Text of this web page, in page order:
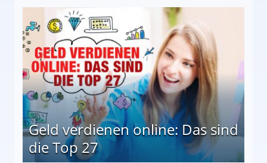
Geld verdienen online: Das sind
die Top 27